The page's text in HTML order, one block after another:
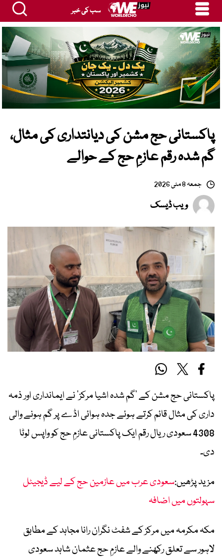
سب کی خبر
پاکستانی حج مشن کی دیانتداری کی مثال،
گم شدہ رقم عازمِ حج کے حوالے
جمعہ 8 مئی 2026
ویب ڈیسک
پاکستانی حج مشن کے ’گم شدہ اشیا مرکز‘ نے ایمانداری اور ذمہ
داری کی مثال قائم کرتے ہوئے جدہ ہوائی اڈے پر گم ہونے والی
4308 سعودی ریال رقم ایک پاکستانی عازمِ حج کو واپس لوٹا
دی۔
مزید پڑھیں:سعودی عرب میں عازمین حج کے لیے ڈیجیٹل
سہولتوں میں اضافہ
مکہ مکرمہ میں مرکز کے شفٹ نگران رانا مجاہد کے مطابق
لاہور سے تعلق رکھنے والے عازمِ حج عثمان شاہد سعودی